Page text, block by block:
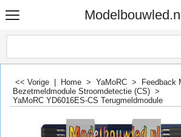
<< Vorige Home > YaMoRC > Feedback
Bezetmeldmodule Stroomdetectie (CS) >
YaMoRC YD6016ES-CS Terugmeldmodule